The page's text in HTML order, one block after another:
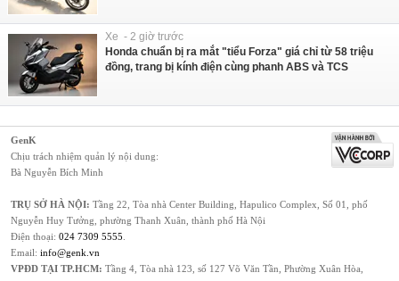
Xe - 2 giờ trước
Honda chuẩn bị ra mắt "tiểu Forza" giá chỉ từ 58 triệu
đồng, trang bị kính điện cùng phanh ABS và TCS
GenK
Chịu trách nhiệm quản lý nội dung:
Bà Nguyễn Bích Minh
TRỤ SỞ HÀ NỘI: Tầng 22, Tòa nhà Center Building, Hapulico Complex, Số 01, phố
Nguyễn Huy Tưởng, phường Thanh Xuân, thành phố Hà Nội
Điện thoại: 024 7309 5555
Email: info@genk.vn
VPĐD TẠI TP.HCM: Tầng 4, Tòa nhà 123, số 127 Võ Văn Tần, Phường Xuân Hòa,